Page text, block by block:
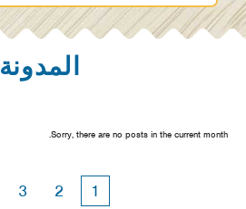
المدونة
Sorry, there are no posts in the current month.
1
2
3